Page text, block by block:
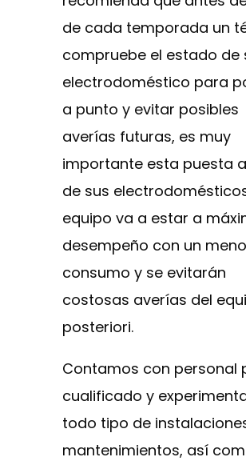
de cada temporada un
compruebe el estado de
electrodoméstico para
a punto y evitar posibles
averías futuras, es muy
importante esta puesta
de sus
equipo va a estar a
desempeño con un
consumo y se evitarán
costosas averías del
posteriori.
Contamos con personal
cualificado y
todo tipo de
mantenimientos, así